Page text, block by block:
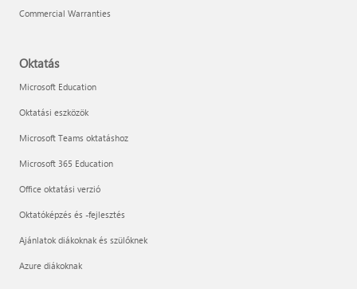
Commercial Warranties
Oktatás
Microsoft Education
Oktatási eszközök
Microsoft Teams oktatáshoz
Microsoft 365 Education
Office oktatási verzió
Oktatóképzés és -fejlesztés
Ajánlatok diákoknak és szülőknek
Azure diákoknak